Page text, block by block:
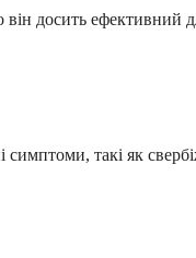
досить
такі як